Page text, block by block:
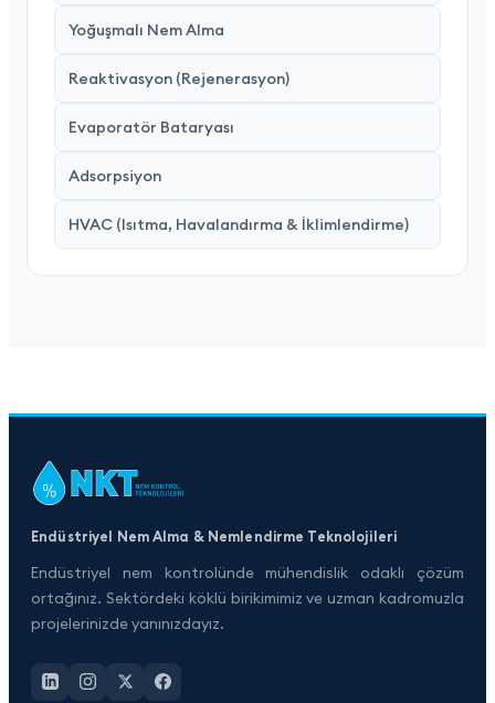
Yoğuşmalı Nem Alma
Reaktivasyon (Rejenerasyon)
Evaporatör Bataryası
Adsorpsiyon
HVAC (Isıtma, Havalandırma & İklimlendirme)
Endüstriyel Nem Alma & Nemlendirme Teknolojileri
Endüstriyel nem kontrolünde mühendislik odaklı çözüm
ortağınız. Sektördeki köklü birikimimiz ve uzman kadromuzla
projelerinizde yanınızdayız.